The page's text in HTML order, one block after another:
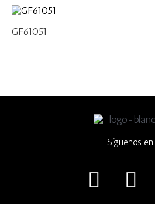
GF61051
Síguenos en:
I
n
F
a